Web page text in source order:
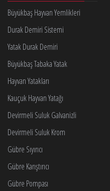
Büyükbaş Hayvan Yemlikleri
Durak Demiri Sistemi
Yatak Durak Demiri
Büyükbaş Tabaka Yatak
Hayvan Yatakları
Kauçuk Hayvan Yatağı
Devirmeli Suluk Galvanizli
Devirmeli Suluk Krom
Gübre Sıyırıcı
Gübre Karıştırıcı
Gübre Pompası